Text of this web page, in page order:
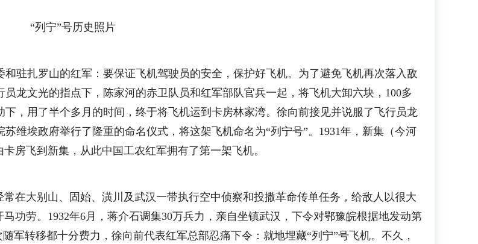
“列宁”号历史照片
扎罗山的红军：要保证飞机驾驶员的安全，保护好飞机。为了避免飞机再次落入敌
龙文光的指点下，陈家河的赤卫队员和红军部队官兵一起，将飞机大卸六块，100多
，用了半个多月的时间，终于将飞机运到卡房林家湾。徐向前接见并说服了飞行员龙
维埃政府举行了隆重的命名仪式，将这架飞机命名为“列宁号”。1931年，新集（今河
房飞到新集，从此中国工农红军拥有了第一架飞机。
大别山、固始、潢川及武汉一带执行空中侦察和投撒革命传单任务，给敌人以很大
功劳。1932年6月，蒋介石调集30万兵力，亲自坐镇武汉，下令对鄂豫皖根据地发动第
军转移都十分费力，徐向前代表红军总部忍痛下令：就地埋藏“列宁”号飞机。不久，